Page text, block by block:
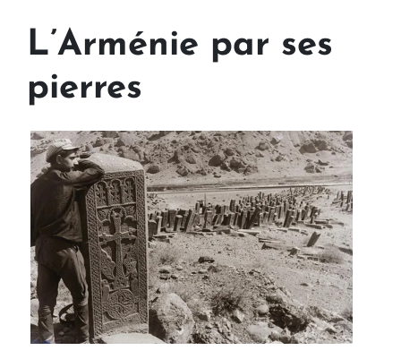
L’Arménie par ses
pierres